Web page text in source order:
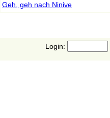
Geh, geh nach Ninive
Login: